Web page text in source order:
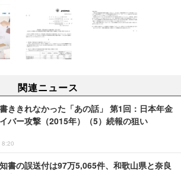
関連ニュース
ききれなかった「あの話」 第1回：日本年金
バー攻撃（2015年）（5）続報の狙い
8:20
書の誤送付は97万5,065件、和歌山県と奈良